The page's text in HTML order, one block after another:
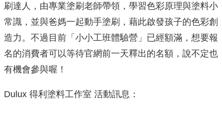
刷達人，由專業塗刷老師帶領，學習色彩原理與塗料小
常識，並與爸媽一起動手塗刷，藉此啟發孩子的色彩創
造力。不過目前「小小工班體驗營」已經額滿，想要報
名的消費者可以等待官網前一天釋出的名額，說不定也
有機會參與喔！
Dulux 得利塗料工作室 活動訊息：